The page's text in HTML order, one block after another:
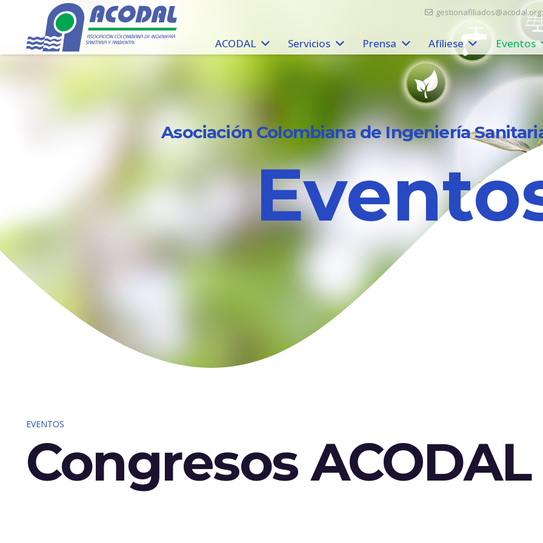
ACODAL Servicios Prensa Afíliese Eventos
Asociación Colombiana de Ingeniería
EVENTOS
Congresos ACODAL